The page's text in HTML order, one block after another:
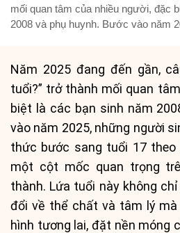
mối quan tâm của nhiều người, đặc
2008 và phụ huynh. Bước vào năm
Năm 2025 đang đến gần,
tuổi?” trở thành mối quan
biệt là các bạn sinh năm
vào năm 2025, những người
thức bước sang tuổi 17 theo
một cột mốc quan trọng
thành. Lứa tuổi này không
đổi về thể chất và tâm lý
hình tương lai, đặt nền móng